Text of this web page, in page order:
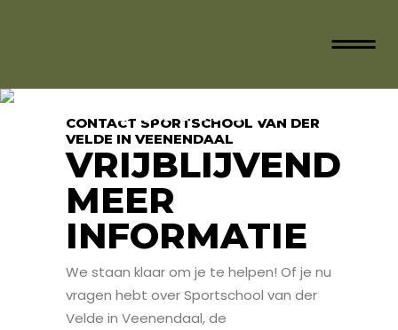
CONTACT
CONTACT SPORTSCHOOL VAN DER
VELDE IN VEENENDAAL
VRIJBLIJVEND
MEER
INFORMATIE
We staan klaar om je te helpen! Of je nu
vragen hebt over Sportschool van der
Velde in Veenendaal, de